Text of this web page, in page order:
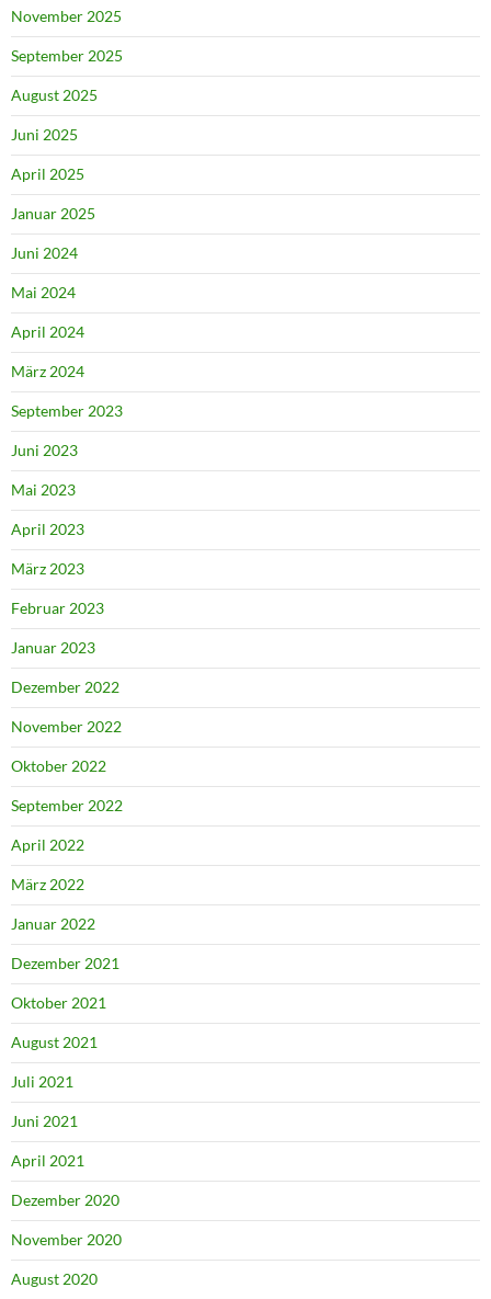
November 2025
September 2025
August 2025
Juni 2025
April 2025
Januar 2025
Juni 2024
Mai 2024
April 2024
März 2024
September 2023
Juni 2023
Mai 2023
April 2023
März 2023
Februar 2023
Januar 2023
Dezember 2022
November 2022
Oktober 2022
September 2022
April 2022
März 2022
Januar 2022
Dezember 2021
Oktober 2021
August 2021
Juli 2021
Juni 2021
April 2021
Dezember 2020
November 2020
August 2020